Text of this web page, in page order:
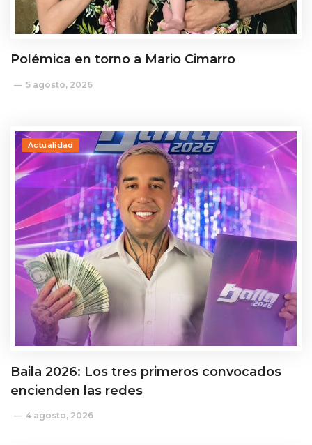
Polémica en torno a Mario Cimarro
5 agosto, 2026
Actualidad
Baila 2026: Los tres primeros convocados
encienden las redes
4 agosto, 2026